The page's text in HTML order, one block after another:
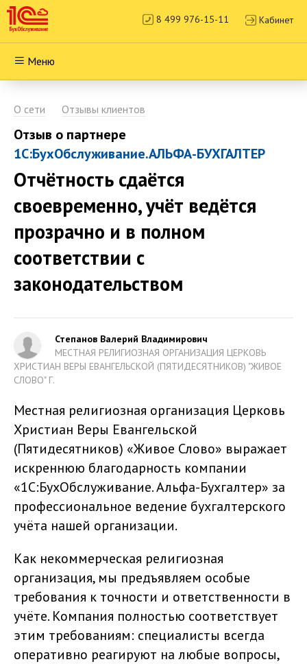
8 499 976-15-11 Кабинет
Меню
О сети Отзывы клиентов
Отзыв о партнере
1С:БухОбслуживание.АЛЬФА-БУХГАЛТЕР
Отчётность сдаётся
своевременно, учёт ведётся
прозрачно и в полном
соответствии с
законодательством
Степанов Валерий Владимирович
МЕСТНАЯ РЕЛИГИОЗНАЯ ОРГАНИЗАЦИЯ ЦЕРКОВЬ
ХРИСТИАН ВЕРЫ ЕВАНГЕЛЬСКОЙ (ПЯТИДЕСЯТНИКОВ) "ЖИВОЕ
СЛОВО" Г.
Местная религиозная организация Церковь
Христиан Веры Евангельской
(Пятидесятников) «Живое Слово» выражает
искреннюю благодарность компании
«1С:БухОбслуживание. Альфа-Бухгалтер» за
профессиональное ведение бухгалтерского
учёта нашей организации.
Как некоммерческая религиозная
организация, мы предъявляем особые
требования к точности и ответственности в
учёте. Компания полностью соответствует
этим требованиям: специалисты всегда
оперативно реагируют на любые вопросы,